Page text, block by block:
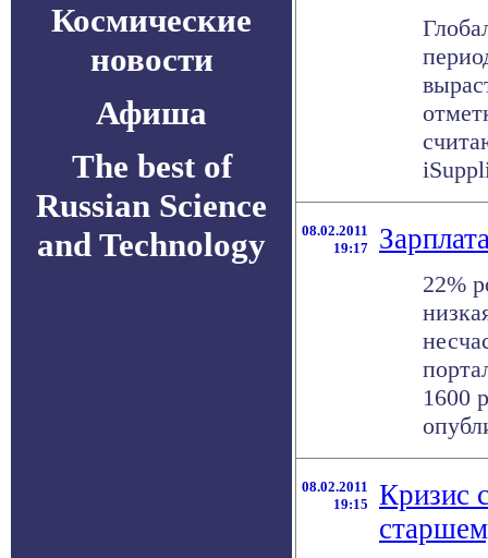
Космические
новости
Афиша
The best of
Russian Science
and Technology
08.02.2011
19:17
22%
1600
08.02.2011
19:15
Кризис